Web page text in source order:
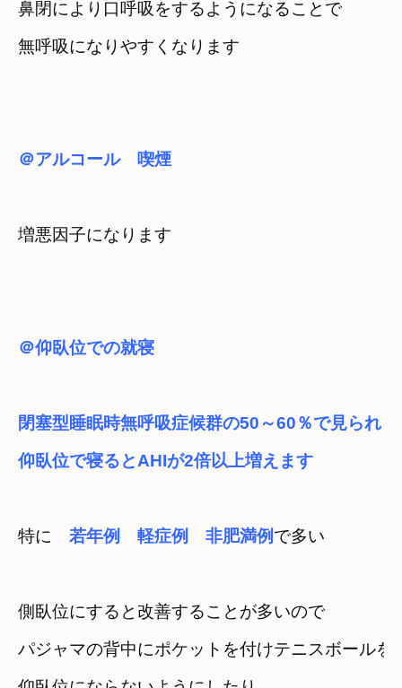
鼻閉により口呼吸をするようになることで
無呼吸になりやすくなります
＠アルコール　喫煙
増悪因子になります
＠仰臥位での就寝
閉塞型睡眠時無呼吸症候群の50～60％で見られ
仰臥位で寝るとAHIが2倍以上増えます
特に 若年例　軽症例　非肥満例で多い
側臥位にすると改善することが多いので
パジャマの背中にポケットを付けテニスボールを